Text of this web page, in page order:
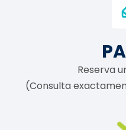
Reserva
(Consulta